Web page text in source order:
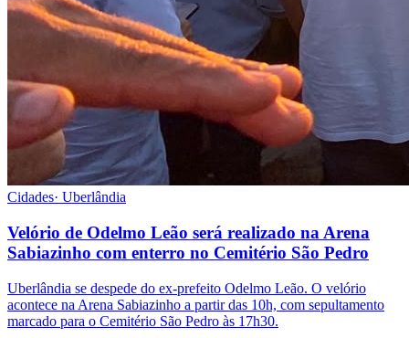
Cidades· Uberlândia
Velório de Odelmo Leão será realizado na Arena
Sabiazinho com enterro no Cemitério São Pedro
Uberlândia se despede do ex-prefeito Odelmo Leão. O velório
acontece na Arena Sabiazinho a partir das 10h, com sepultamento
marcado para o Cemitério São Pedro às 17h30.